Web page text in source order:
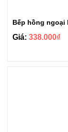
Bếp hồng ngoại
Giá: 338.000₫